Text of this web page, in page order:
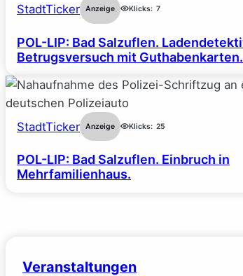
StadtTicker Anzeige Klicks: 7
POL-LIP: Bad Salzuflen.
Betrugsversuch mit Guthabenkarten.
StadtTicker Anzeige Klicks: 25
POL-LIP: Bad Salzuflen. Einbruch in
Mehrfamilienhaus.
Veranstaltungen